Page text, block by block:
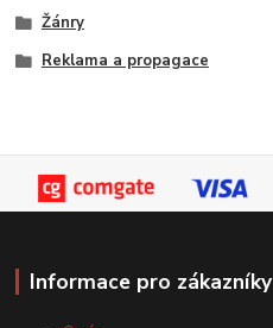
Žánry
Reklama a propagace
Informace pro zákazníky